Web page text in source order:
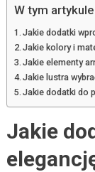
W tym
Jakie dodatki
Jakie kolory i
Jakie elementy
Jakie lustra
Jakie dodatki do
Jakie